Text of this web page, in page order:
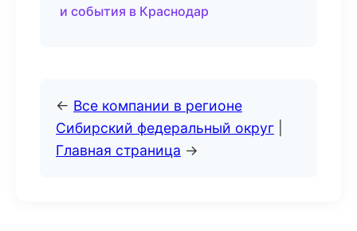
и события в Краснодар
← Все компании в регионе
Сибирский федеральный округ
Главная страница →